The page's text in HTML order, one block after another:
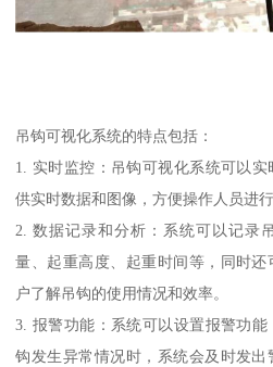
吊钩可视化系统的特点包括：
1. 实时监控：吊钩可视化系统可以
供实时数据和图像，方便操作人员进行
2. 数据记录和分析：系统可以记录
量、起重高度、起重时间等，同时
户了解吊钩的使用情况和效率。
3. 报警功能：系统可以设置报警功
钩发生异常情况时，系统会及时发